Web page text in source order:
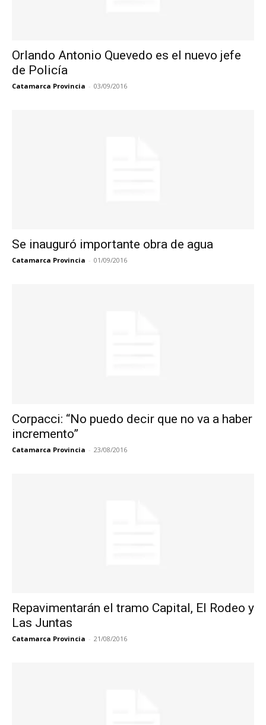
Orlando Antonio Quevedo es el nuevo jefe
de Policía
Catamarca Provincia - 03/09/2016
Se inauguró importante obra de agua
Catamarca Provincia - 01/09/2016
Corpacci: “No puedo decir que no va a haber
incremento”
Catamarca Provincia - 23/08/2016
Repavimentarán el tramo Capital, El Rodeo y
Las Juntas
Catamarca Provincia - 21/08/2016